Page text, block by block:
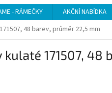
- RÁMEČKY AKČNÍ NABÍDKA
48 barev, průměr 22,5 mm
kulaté 171507, 48